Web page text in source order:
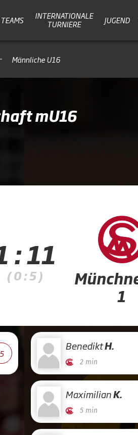
INTERNATIONALE
TURNIERE
JUGEND
Männliche U16
mU16
: 11
( 0 : 5 )
1
BenediktH.
2 min
MaximilianK.
5 min
5